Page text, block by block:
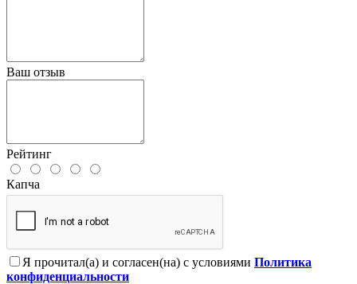
Ваш отзыв
Рейтинг
Капча
Я прочитал(а) и согласен(на) с условиями Политика
конфиденциальности